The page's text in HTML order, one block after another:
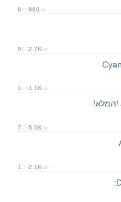
0 980
9 2.7K
1 1.1K
7 5.5K
1 2.1K